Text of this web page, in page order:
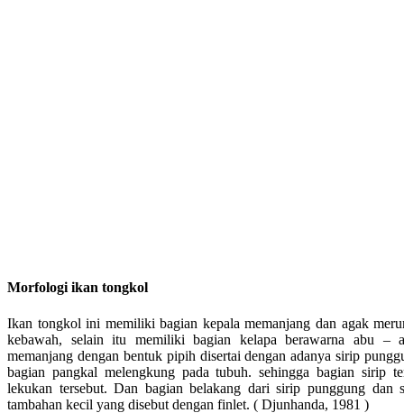
Morfologi ikan tongkol
Ikan tongkol ini memiliki bagian kepala memanjang dan agak
kebawah, selain itu memiliki bagian kelapa berawarna abu –
memanjang dengan bentuk pipih disertai dengan adanya sirip
bagian pangkal melengkung pada tubuh. sehingga bagian sirip
lekukan tersebut. Dan bagian belakang dari sirip punggung dan
tambahan kecil yang disebut dengan finlet. ( Djunhanda, 1981 )